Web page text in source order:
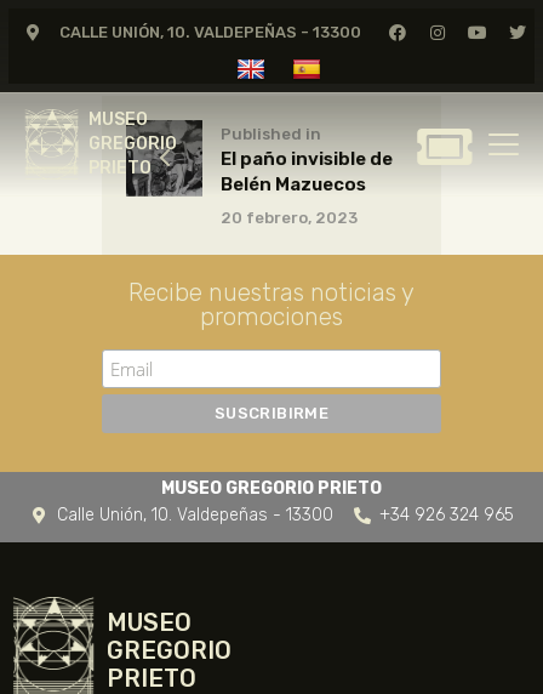
CALLE UNIÓN, 10. VALDEPEÑAS - 13300
MUSEO
GREGORIO
PRIETO
MUSEO
GREGORIO
GREGORIO PRIETO
CERTAMEN DE DIBUJO
FUNDACIÓN
TIENDA
NOTICIAS
Published in
El paño invisible de
Belén Mazuecos
20 febrero, 2023
Recibe nuestras noticias y
promociones
MUSEO GREGORIO PRIETO
Calle Unión, 10. Valdepeñas - 13300
+34 926 324 965
MUSEO
GREGORIO
PRIETO